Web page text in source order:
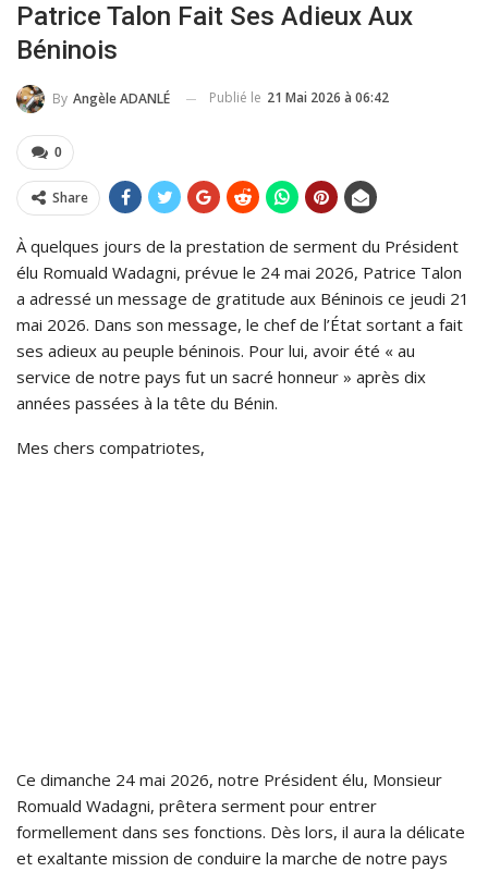
Patrice Talon Fait Ses Adieux Aux
Béninois
By Angèle ADANLÉ Publié le 21 Mai 2026 à 06:42
0
Share
À quelques jours de la prestation de serment du Président
élu Romuald Wadagni, prévue le 24 mai 2026, Patrice Talon
a adressé un message de gratitude aux Béninois ce jeudi 21
mai 2026. Dans son message, le chef de l’État sortant a fait
ses adieux au peuple béninois. Pour lui, avoir été « au
service de notre pays fut un sacré honneur » après dix
années passées à la tête du Bénin.
Mes chers compatriotes,
Ce dimanche 24 mai 2026, notre Président élu, Monsieur
Romuald Wadagni, prêtera serment pour entrer
formellement dans ses fonctions. Dès lors, il aura la délicate
et exaltante mission de conduire la marche de notre pays